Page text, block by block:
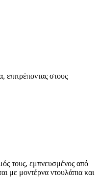
επιτρέποντας στους
τους, εμπνευσμένος από
με μοντέρνα ντουλάπια και